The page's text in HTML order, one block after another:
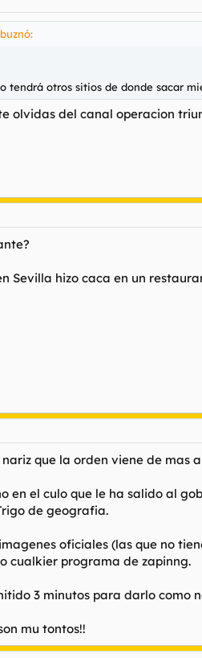
tendrá otros sitios de donde sacar
olvidas del canal operacion
Sevilla hizo caca en un
que la orden viene de
en el culo que le ha salido al
de geografia.
oficiales (las que no
cualkier programa de zapinng.
3 minutos para darlo como
mu tontos!!